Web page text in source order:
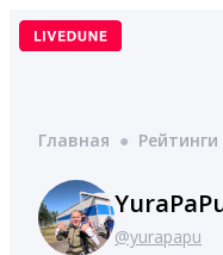
Перейти
Главная ● Рейтинги
@yurapapu